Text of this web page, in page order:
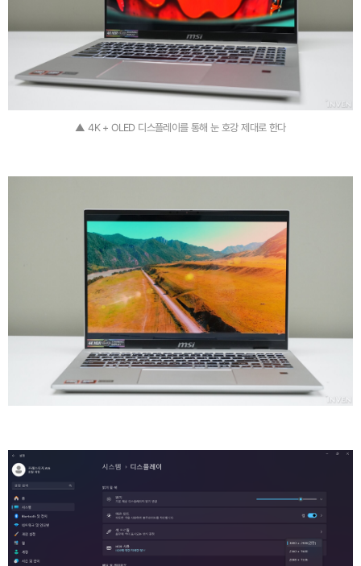
▲ 4K + OLED 디스플레이를 통해 눈 호강 제대로 한다